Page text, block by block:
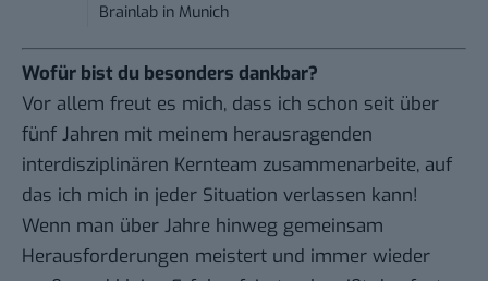
Brainlab in Munich
Wofür bist du besonders dankbar?
Vor allem freut es mich, dass ich schon seit über
fünf Jahren mit meinem herausragenden
interdisziplinären Kernteam zusammenarbeite, auf
das ich mich in jeder Situation verlassen kann!
Wenn man über Jahre hinweg gemeinsam
Herausforderungen meistert und immer wieder